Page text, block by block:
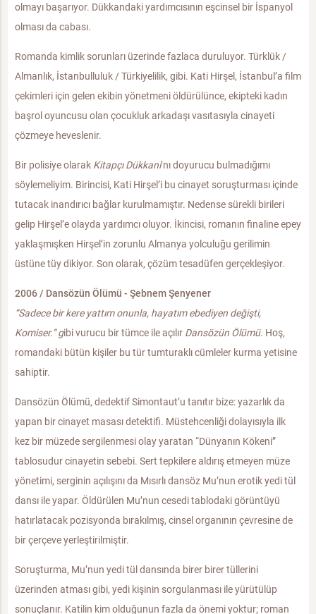
olmayı başarıyor. Dükkandaki yardımcısının eşcinsel bir İspanyol
olması da cabası.
Romanda kimlik sorunları üzerinde fazlaca duruluyor. Türklük /
Almanlık, İstanbulluluk / Türkiyelilik, gibi. Kati Hirşel, İstanbul’a film
çekimleri için gelen ekibin yönetmeni öldürülünce, ekipteki kadın
başrol oyuncusu olan çocukluk arkadaşı vasıtasıyla cinayeti
çözmeye heveslenir.
Bir polisiye olarak Kitapçı Dükkanı’nı doyurucu bulmadığımı
söylemeliyim. Birincisi, Kati Hirşel’i bu cinayet soruşturması içinde
tutacak inandırıcı bağlar kurulmamıştır. Nedense sürekli birileri
gelip Hirşel’e olayda yardımcı oluyor. İkincisi, romanın finaline epey
yaklaşmışken Hirşel’in zorunlu Almanya yolculuğu gerilimin
üstüne tüy dikiyor. Son olarak, çözüm tesadüfen gerçekleşiyor.
2006 / Dansözün Ölümü - Şebnem Şenyener
“Sadece bir kere yattım onunla, hayatım ebediyen değişti,
Komiser.” gibi vurucu bir tümce ile açılır Dansözün Ölümü. Hoş,
romandaki bütün kişiler bu tür tumturaklı cümleler kurma yetisine
sahiptir.
Dansözün Ölümü, dedektif Simontaut’u tanıtır bize: yazarlık da
yapan bir cinayet masası detektifi. Müstehcenliği dolayısıyla ilk
kez bir müzede sergilenmesi olay yaratan “Dünyanın Kökeni”
tablosudur cinayetin sebebi. Sert tepkilere aldırış etmeyen müze
yönetimi, serginin açılışını da Mısırlı dansöz Mu’nun erotik yedi tül
dansı ile yapar. Öldürülen Mu’nun cesedi tablodaki görüntüyü
hatırlatacak pozisyonda bırakılmış, cinsel organının çevresine de
bir çerçeve yerleştirilmiştir.
Soruşturma, Mu’nun yedi tül dansında birer birer tüllerini
üzerinden atması gibi, yedi kişinin sorgulanması ile yürütülüp
sonuçlanır. Katilin kim olduğunun fazla da önemi yoktur; roman